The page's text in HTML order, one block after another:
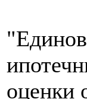
оценки